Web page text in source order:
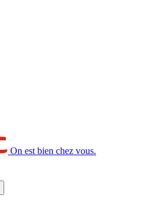
On est bien chez vous.